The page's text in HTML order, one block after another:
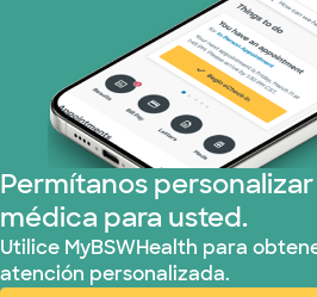
Nebraska Furniture Mart
Red PHCS (1 planes)
Prism Electric (1 planes)
Plan de Salud Superior (3
TriWest HealthCare (1
Permítanos
médica para usted.
Utilice MyBSWHealth para
atención personalizada.